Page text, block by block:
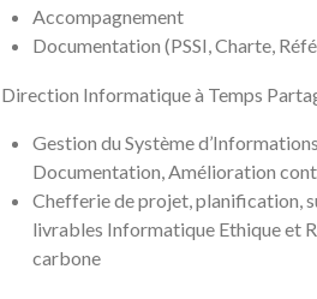
Accompagnement
Documentation (PSSI, Charte,
Direction Informatique à Temps
Gestion du Système
Documentation, Amélioration
Chefferie de projet, planification,
livrables Informatique Ethique et
carbone